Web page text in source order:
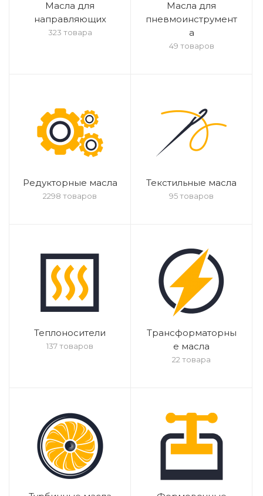
Масла для
направляющих
323 товара
Масла для
пневмоинструмент
а
49 товаров
Редукторные масла
2298 товаров
Текстильные масла
95 товаров
Теплоносители
137 товаров
Трансформаторны
е масла
22 товара